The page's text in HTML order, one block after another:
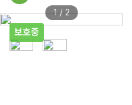
보호중
1 / 2